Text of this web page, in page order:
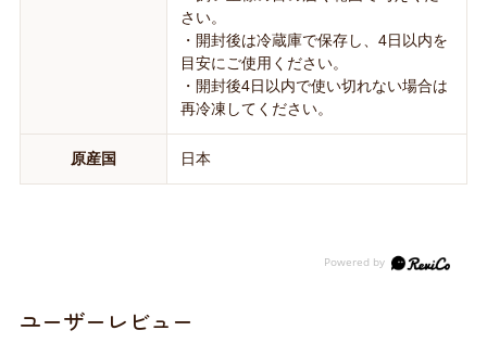
さい。
・開封後は冷蔵庫で保存し、4日以内を
目安にご使用ください。
・開封後4日以内で使い切れない場合は
再冷凍してください。
原産国 日本
ユーザーレビュー